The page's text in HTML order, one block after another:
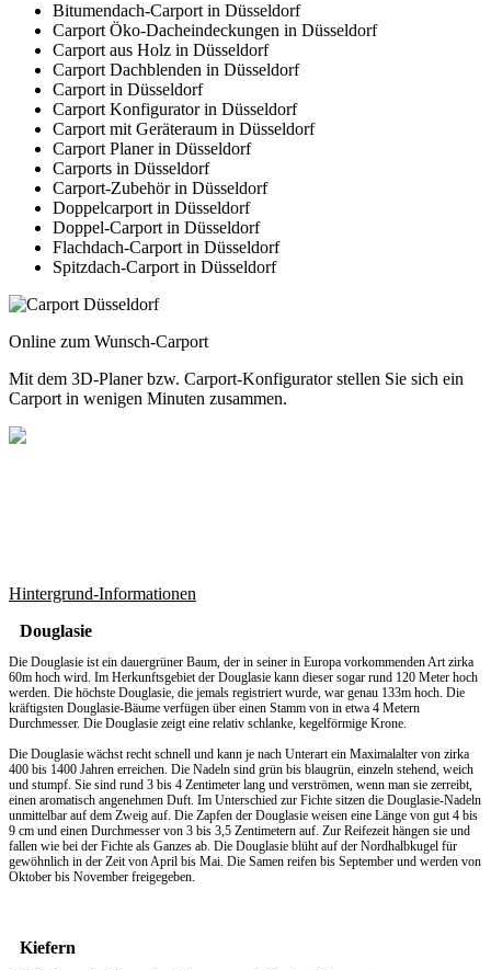
Bitumendach-Carport in Düsseldorf
Carport Öko-Dacheindeckungen in Düsseldorf
Carport aus Holz in Düsseldorf
Carport Dachblenden in Düsseldorf
Carport in Düsseldorf
Carport Konfigurator in Düsseldorf
Carport mit Geräteraum in Düsseldorf
Carport Planer in Düsseldorf
Carports in Düsseldorf
Carport-Zubehör in Düsseldorf
Doppelcarport in Düsseldorf
Doppel-Carport in Düsseldorf
Flachdach-Carport in Düsseldorf
Spitzdach-Carport in Düsseldorf
Online zum Wunsch-Carport
Mit dem 3D-Planerbzw. Carport-Konfiguratorstellen Sie sich ein
Carport in wenigen Minuten zusammen.
Hintergrund-Informationen
Douglasie
Die Douglasie ist ein dauergrüner Baum, der in seiner in Europa vorkommenden Art zirka
60m hoch wird. Im Herkunftsgebiet der Douglasie kann dieser sogar rund 120 Meter hoch
werden. Die höchste Douglasie, die jemals registriert wurde, war genau 133m hoch. Die
kräftigsten Douglasie-Bäume verfügen über einen Stamm von in etwa 4 Metern
Durchmesser. Die Douglasie zeigt eine relativ schlanke, kegelförmige Krone.
Die Douglasie wächst recht schnell und kann je nach Unterart ein Maximalalter von zirka
400 bis 1400 Jahren erreichen. Die Nadeln sind grün bis blaugrün, einzeln stehend, weich
und stumpf. Sie sind rund 3 bis 4 Zentimeter lang und verströmen, wenn man sie zerreibt,
einen aromatisch angenehmen Duft. Im Unterschied zur Fichte sitzen die Douglasie-Nadeln
unmittelbar auf dem Zweig auf. Die Zapfen der Douglasie weisen eine Länge von gut 4 bis
9 cm und einen Durchmesser von 3 bis 3,5 Zentimetern auf. Zur Reifezeit hängen sie und
fallen wie bei der Fichte als Ganzes ab. Die Douglasie blüht auf der Nordhalbkugel für
gewöhnlich in der Zeit von April bis Mai. Die Samen reifen bis September und werden von
Oktober bis November freigegeben.
Kiefern